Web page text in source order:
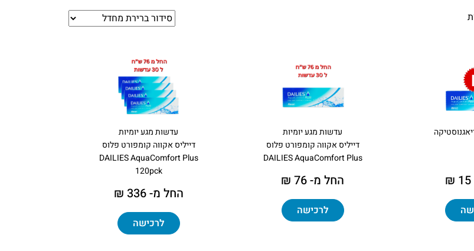
עדשות מגע יומיות
דייליס אקווה קומפורט פלוס
DAILIES AquaComfort Plus
החל מ- 76 ₪
לרכישה
עדשות מגע יומיות
דייליס אקווה קומפורט פלוס
DAILIES AquaComfort Plus
120pck
החל מ- 336 ₪
לרכישה